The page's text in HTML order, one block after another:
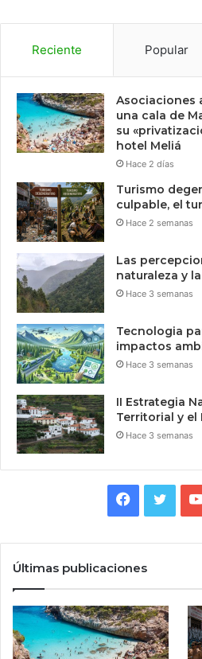
Reciente Popular
Asociaciones
una cala de
su
hotel Meliá
Hace 2 días
Turismo
culpable, el
Hace 2 semanas
Las
naturaleza y
Hace 3 semanas
Tecnologia
impactos
Hace 3 semanas
II Estrategia
Territorial y el
Hace 3 semanas
Facebook
Últimas publicaciones